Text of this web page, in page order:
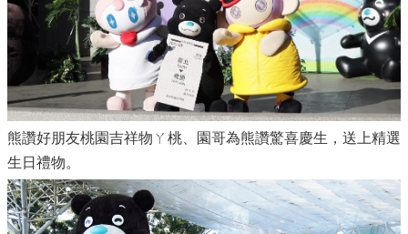
熊讚好朋友桃園吉祥物ㄚ桃、園哥為熊讚驚喜慶生，送上精選
生日禮物。